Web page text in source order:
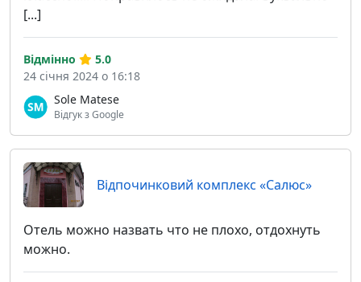
[...]
Sole Matese
Відгук з Google
Відмінно
5.0
24 січня 2024 о 16:18
Відпочинковий комплекс «Салюс»
Отель можно назвать что не плохо, отдохнуть
можно.